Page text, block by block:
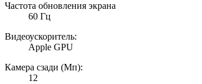
Частота обновления экрана
60 Гц
Видеоускоритель:
Apple GPU
Камера сзади (Мп):
12